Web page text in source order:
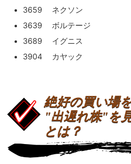
3659 ネクソン
3639 ボルテージ
3689 イグニス
3904 カヤック
絶好の買い場
"出遅れ株"を
とは？